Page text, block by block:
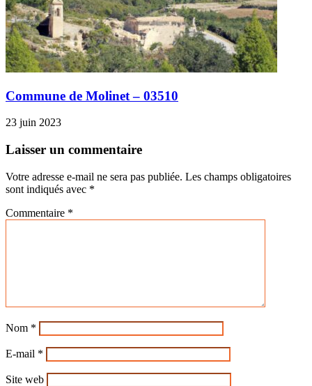
Commune de Molinet – 03510
23 juin 2023
Laisser un commentaire
Votre adresse e-mail ne sera pas publiée. Les champs obligatoires
sont indiqués avec *
Commentaire *
Nom *
E-mail *
Site web